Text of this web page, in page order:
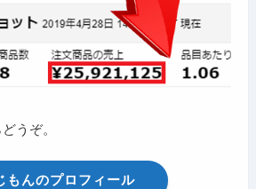
うぞ。
もんのプロフィール